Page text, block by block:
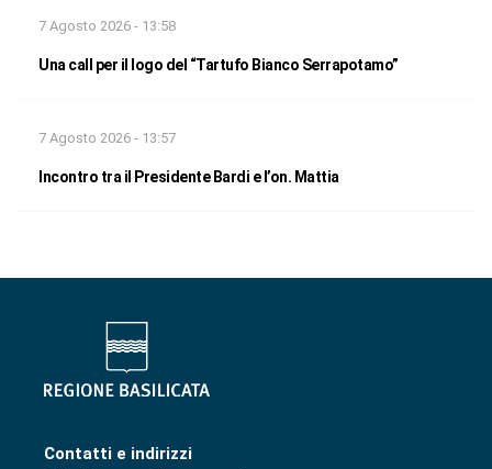
7 Agosto 2026 - 13:58
Una call per il logo del “Tartufo Bianco Serrapotamo”
7 Agosto 2026 - 13:57
Incontro tra il Presidente Bardi e l’on. Mattia
Contatti e indirizzi